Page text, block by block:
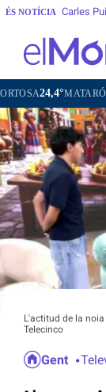
ÉS NOTÍCIA Carles
23,9°VIC19,4°
L'actitud de la
Telecinco
Gent